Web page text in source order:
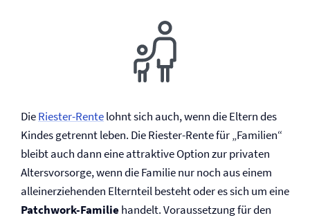
DieRiester-Rentelohnt sich auch, wenn die Eltern des
Kindes getrennt leben. Die Riester-Rente für „Familien“
bleibt auch dann eine attraktive Option zur privaten
Altersvorsorge, wenn die Familie nur noch aus einem
alleinerziehenden Elternteil besteht oder es sich um eine
Patchwork-Familiehandelt. Voraussetzung für den